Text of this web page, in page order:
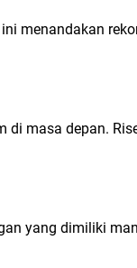
menandakan
di masa depan.
yang dimiliki